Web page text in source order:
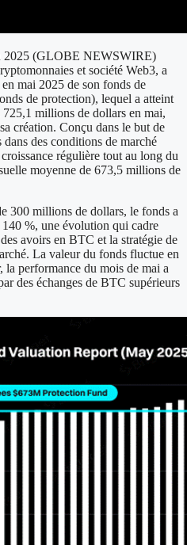
(GLOBE NEWSWIRE)
et société Web3, a
mai 2025 de son fonds de
de protection), lequel a atteint
millions de dollars en mai,
création. Conçu dans le but de
des conditions de marché
régulière tout au long du
moyenne de 673,5 millions de
300 millions de dollars, le fonds a
%, une évolution qui cadre
avoirs en BTC et la stratégie de
La valeur du fonds fluctue en
performance du mois de mai a
des échanges de BTC supérieurs